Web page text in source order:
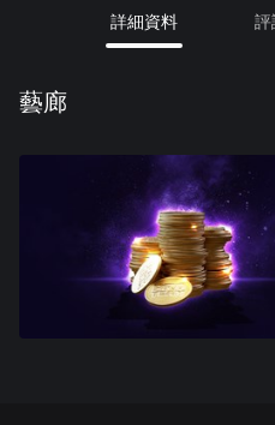
詳細資料
藝廊